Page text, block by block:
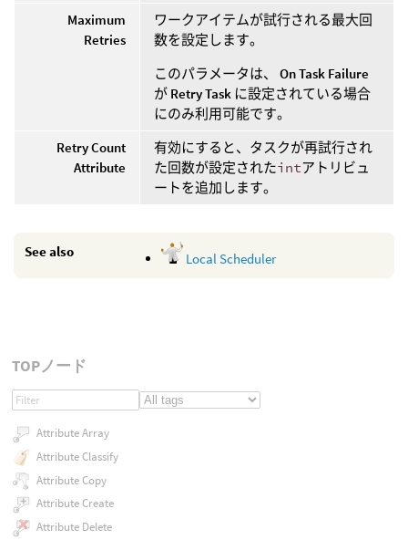
Maximum
Retries
ワークアイテムが試行される最大回
数を設定します。
このパラメータは、 On Task Failure
が Retry Task に設定されている場合
にのみ利用可能です。
Retry Count
Attribute
有効にすると、タスクが再試行され
た回数が設定されたintアトリビュ
ートを追加します。
See also Local Scheduler
TOPノード
Attribute Array
Attribute Classify
Attribute Copy
Attribute Create
Attribute Delete